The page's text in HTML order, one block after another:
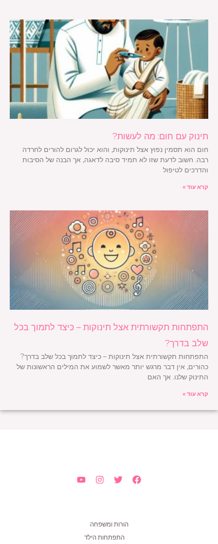
תינוק עם חום: מה לעשות?
חום הוא תסמין נפוץ אצל תינוקות, והוא יכול לגרום להורים לחרדה
רבה. חשוב לדעת שזו לא תמיד סיבה לדאגה, אך הבנה של הסיבות
והדרכים לטיפול
קרא עוד »
התפתחות תקשורתית אצל תינוקות – כיצד לתמוך בכל
שלב בדרך?
התפתחות תקשורתית אצל תינוקות – כיצד לתמוך בכל שלב בדרך?
כהורים, אין דבר מרגש יותר מאשר לשמוע את המילים הראשונות של
התינוק שלנו. אך האם
קרא עוד »
הורות ומשפחה
התפתחות הילד